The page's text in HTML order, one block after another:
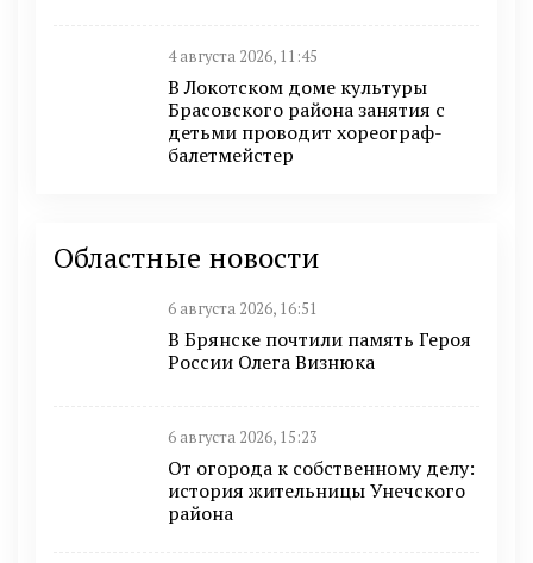
4 августа 2026, 11:45
В Локотском доме культуры
Брасовского района занятия с
детьми проводит хореограф-
балетмейстер
Областные новости
6 августа 2026, 16:51
В Брянске почтили память Героя
России Олега Визнюка
6 августа 2026, 15:23
От огорода к собственному делу:
история жительницы Унечского
района